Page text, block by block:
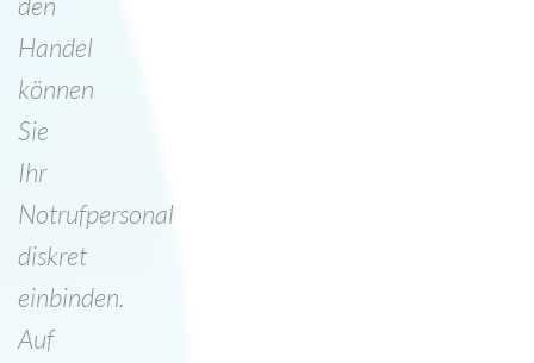
Handel
können
Sie
Ihr
Notrufpersonal
diskret
einbinden.
Auf